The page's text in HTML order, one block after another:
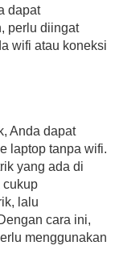
dapat
perlu diingat
wifi atau koneksi
Anda dapat
laptop tanpa wifi.
yang ada di
cukup
lalu
cara ini,
menggunakan